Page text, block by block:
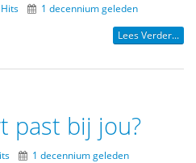
1 decennium geleden
Lees Verder...
past bij jou?
1 decennium geleden